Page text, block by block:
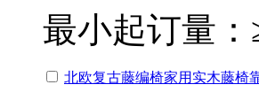
最小起订量：
北欧复古藤编椅家用实木藤椅